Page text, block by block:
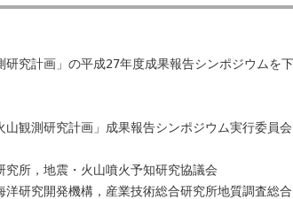
研究計画」の平成27年度成果報告シンポジウムを
観測研究計画」成果報告シンポジウム実行委員会
所，地震・火山噴火予知研究協議会
研究開発機構，産業技術総合研究所地質調査総